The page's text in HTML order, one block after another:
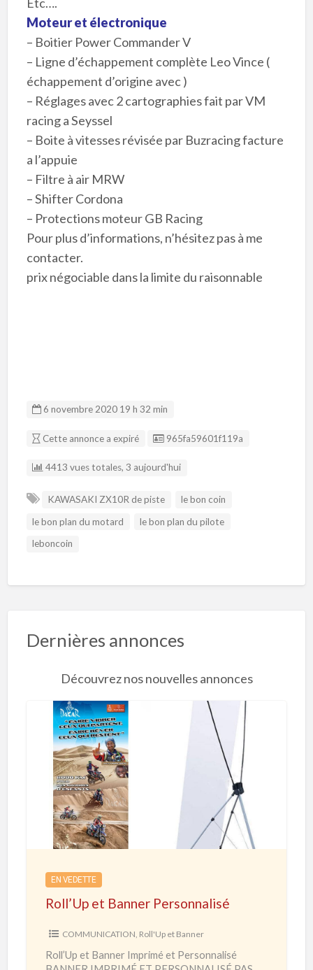
Moteur et électronique
– Boitier Power Commander V
– Ligne d’échappement complète Leo Vince (
échappement d’origine avec )
– Réglages avec 2 cartographies fait par VM
racing a Seyssel
– Boite à vitesses révisée par Buzracing facture
a l’appuie
– Filtre à air MRW
– Shifter Cordona
– Protections moteur GB Racing
Pour plus d’informations, n’hésitez pas à me
contacter.
prix négociable dans la limite du raisonnable
6 novembre 2020 19 h 32 min
Cette annonce a expiré Listing ID
965fa59601f119a
4413 vues totales, 3 aujourd'hui
KAWASAKI ZX10R de piste
le bon coin
le bon plan du motard
le bon plan du pilote
leboncoin
Dernières annonces
Découvrez nos nouvelles annonces
p
EN VEDETTE
Roll’Up et Banner Personnalisé
COMMUNICATION, Roll'Up et Banner
Roll’Up et Banner Imprimé et Personnalisé